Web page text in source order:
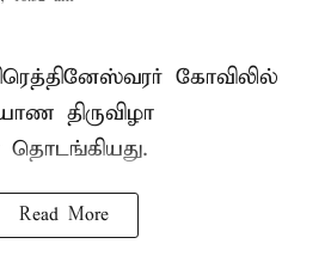
கோவிலில்
திருவிழா
தொடங்கியது.
Read More